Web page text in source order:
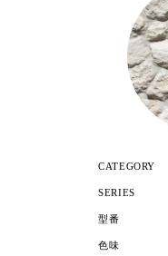
CATEGORY
SERIES
型番
色味